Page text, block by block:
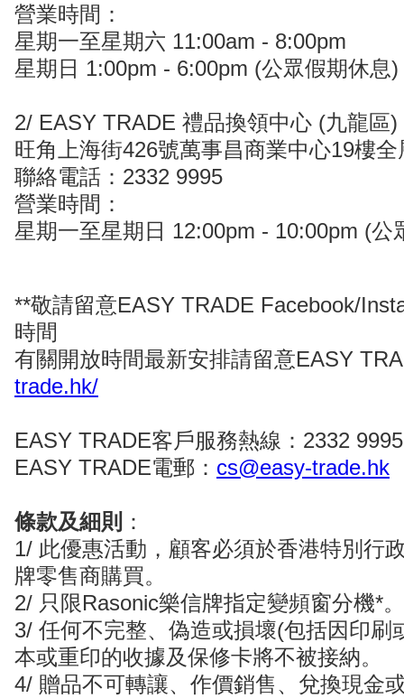
營業時間：
星期一至星期六 11:00am - 8:00pm
星期日 1:00pm - 6:00pm (公眾假期休
2/ EASY TRADE 禮品換領中心 (九龍區)
旺角上海街426號萬事昌商業中心19樓全
聯絡電話：2332 9995
營業時間：
星期一至星期日 12:00pm - 10:00pm (公
**敬請留意EASY TRADE Facebook/
時間
有關開放時間最新安排請留意EASY
trade.hk/
EASY TRADE客戶服務熱線：2332 9995
EASY TRADE電郵： cs@easy-trade.hk
條款及細則 ：
1/ 此優惠活動，顧客必須於香港特別行
牌零售商購買。
2/ 只限Rasonic樂信牌指定變頻窗分機*。
3/ 任何不完整、偽造或損壞(包括因印刷
本或重印的收據及保修卡將不被接納。
4/ 贈品不可轉讓、作價銷售、兌換現金